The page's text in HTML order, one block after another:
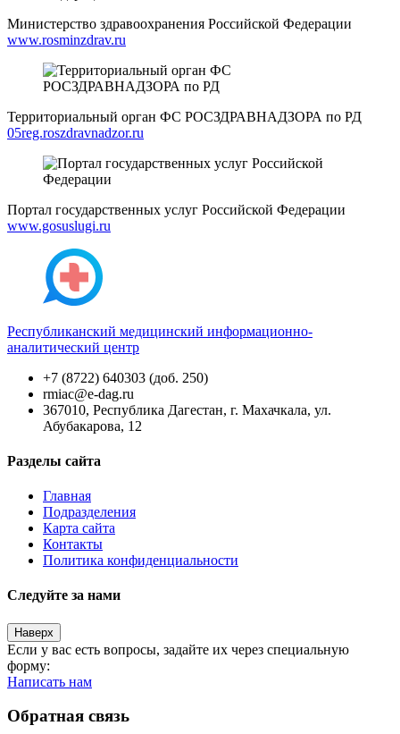
Министерство здравоохранения Российской Федерации
www.rosminzdrav.ru
Территориальный орган ФС РОСЗДРАВНАДЗОРА по РД
05reg.roszdravnadzor.ru
Портал государственных услуг Российской Федерации
www.gosuslugi.ru
Республиканский медицинский информационно-
аналитический центр
+7 (8722) 640303 (доб. 250)
rmiac@e-dag.ru
367010, Республика Дагестан, г. Махачкала, ул.
Абубакарова, 12
Разделы сайта
Главная
Подразделения
Карта сайта
Контакты
Политика конфиденциальности
Следуйте за нами
Наверх
Если у вас есть вопросы, задайте их через специальную
форму:
Написать нам
Обратная связь